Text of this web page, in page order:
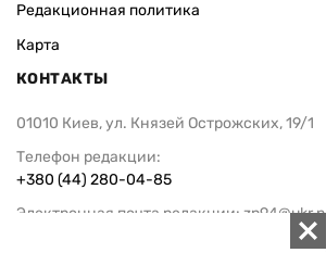
Редакционная политика
Карта
КОНТАКТЫ
01010 Киев, ул. Князей Острожских, 19/1
Телефон редакции:
+380 (44) 280-04-85
Электронная почта редакции:
Электронная почта службы новостей: